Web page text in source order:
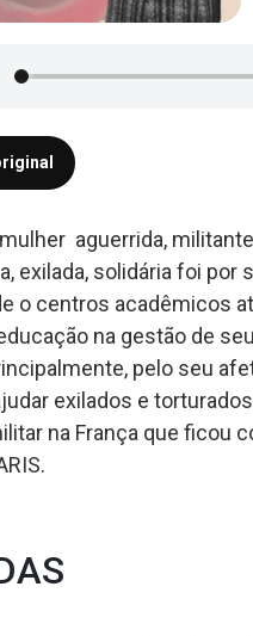
aguerrida,
exilada, solidária foi por
o centros acadêmicos
na gestão de
pelo seu
exilados e
na França que ficou